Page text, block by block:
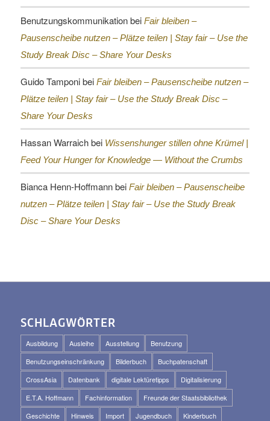
Benutzungskommunikationbei Fair bleiben –
Pausenscheibe nutzen – Plätze teilen | Stay fair – Use the
Study Break Disc – Share Your Desks
Guido Tamponibei Fair bleiben – Pausenscheibe nutzen –
Plätze teilen | Stay fair – Use the Study Break Disc –
Share Your Desks
Hassan Warraichbei Wissenshunger stillen ohne Krümel |
Feed Your Hunger for Knowledge — Without the Crumbs
Bianca Henn-Hoffmannbei Fair bleiben – Pausenscheibe
nutzen – Plätze teilen | Stay fair – Use the Study Break
Disc – Share Your Desks
SCHLAGWÖRTER
Ausbildung Ausleihe Ausstellung
Benutzung
Benutzungseinschränkung
Bilderbuch
Buchpatenschaft
CrossAsia
Datenbank digitale Lektüretipps
Digitalisierung
E.T.A. Hoffmann
Fachinformation
Freunde der Staatsbibliothek
Geschichte
Hinweis Import Jugendbuch
Kinderbuch